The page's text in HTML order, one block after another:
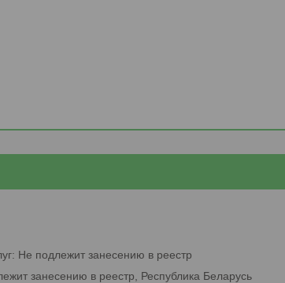
Не подлежит занесению в реестр
занесению в реестр, Республика Беларусь